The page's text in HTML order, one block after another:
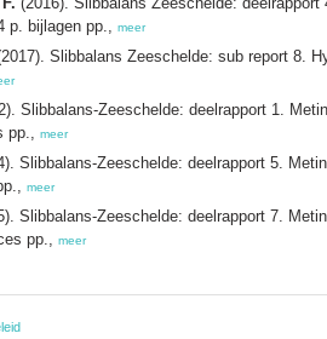
p. bijlagen pp.,
meer
Slibbalans Zeeschelde: sub report 8.
Slibbalans-Zeeschelde: deelrapport 1.
pp.,
meer
Slibbalans-Zeeschelde: deelrapport 5.
meer
Slibbalans-Zeeschelde: deelrapport 7.
pp.,
meer